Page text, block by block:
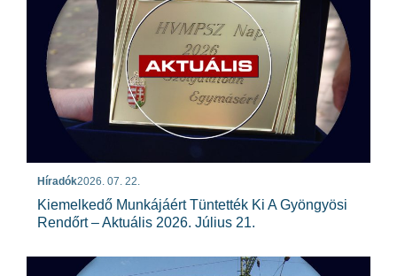
Híradók2026. 07. 22.
Kiemelkedő Munkájáért Tüntették Ki A Gyöngyösi
Rendőrt – Aktuális 2026. Július 21.